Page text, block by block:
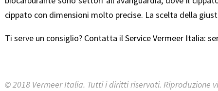
cippato con dimensioni molto precise. La scelta della
Ti serve un consiglio? Contatta ilService Vermeer Italia:
© 2018 Vermeer Italia. Tutti i diritti riservati. Riproduzione